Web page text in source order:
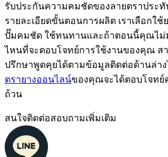
รับประกันความคมชัดของลายตราประทั
รายละเอียดขั้นตอนการผลิต เราเลือกใช้
ปั๊มคมชัด ใช้ทนทานและถ้าตอนนี้คุณไม่
ไหนที่จะตอบโจทย์การใช้งานของคุณ ส
ปรึกษาพูดคุยได้ตามข้อมูลติดต่อด้านล่า
ตรายางออนไลน์ของคุณจะได้ตอบโจทย์
ถ้วน
สนใจติดต่อสอบถามเพิ่มเติม